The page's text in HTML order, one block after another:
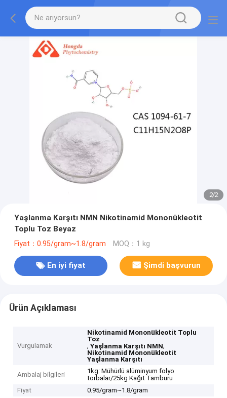
2/2
Yaşlanma Karşıtı NMN Nikotinamid Mononükleotit
Toplu Toz Beyaz
Fiyat：0.95/gram~1.8/gram MOQ：1 kg
En iyi fiyat Şimdi başvurun
Ürün Açıklaması
Vurgulamak
Nikotinamid Mononükleotit Toplu
Toz
,Yaşlanma Karşıtı NMN,
Nikotinamid Mononükleotit
Yaşlanma Karşıtı
Ambalaj bilgileri
1kg: Mühürlü alüminyum folyo
torbalar/25kg Kağıt Tamburu
Fiyat
0.95/gram~1.8/gram